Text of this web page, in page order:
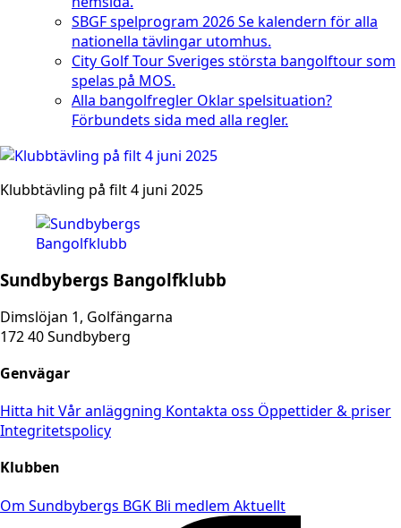
SBGF spelprogram 2026Se kalendern för alla
nationella tävlingar utomhus.
City Golf TourSveriges största bangolftour som
spelas på MOS.
Alla bangolfregler Oklar spelsituation?
Förbundets sida med alla regler.
Klubbtävling på filt 4 juni 2025
Sundbybergs Bangolfklubb
Dimslöjan 1, Golfängarna
172 40 Sundbyberg
Genvägar
Hitta hitVår anläggning Kontakta oss Öppettider & priser
Integritetspolicy
Klubben
Om Sundbybergs BGK Bli medlem Aktuellt